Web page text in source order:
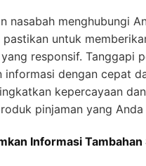
nasabah menghubungi
pastikan untuk
responsif. Tanggapi
informasi dengan cepat
kepercayaan
pinjaman yang
Informasi Tambahan